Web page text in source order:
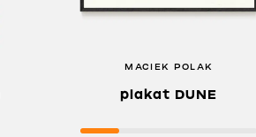
MACIEK POLAK
plakat DUNE